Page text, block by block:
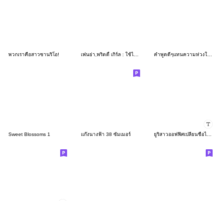
พวกเราคือสาวซานริโอ! เฟนย่า,พริตตี้ เกิร์ล : ใช้ได้ทุกวัน คำพูดดีๆแทนความห่วงใย(บิ๊ก)
Sweet Blossoms 1 แก๊งนางฟ้า 38 ซัมเมอร์ ยูริสาวออฟฟิศเปลี่ยนชื่อได้ (วันจันทร์)